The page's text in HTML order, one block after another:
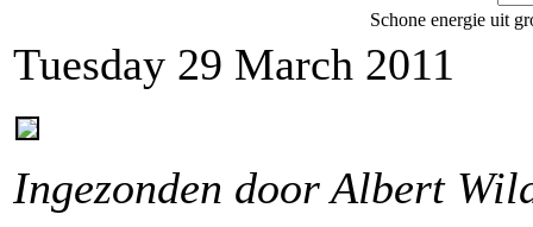
Schone energie uit
Tuesday 29 March 2011
Ingezonden door Albert